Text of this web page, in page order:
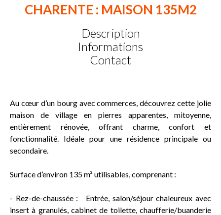
CHARENTE : MAISON 135M2
Description
Informations
Contact
Au cœur d’un bourg avec commerces, découvrez cette jolie
maison de village en pierres apparentes, mitoyenne,
entièrement rénovée, offrant charme, confort et
fonctionnalité. Idéale pour une résidence principale ou
secondaire.
Surface d’environ 135 m² utilisables, comprenant :
- Rez-de-chaussée : Entrée, salon/séjour chaleureux avec
insert à granulés, cabinet de toilette, chaufferie/buanderie